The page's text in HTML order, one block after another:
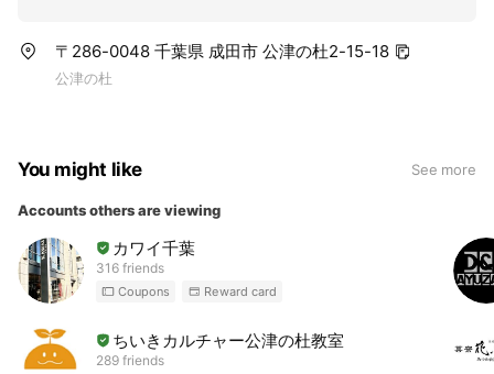
〒286-0048 千葉県 成田市 公津の杜2-15-18
公津の杜
You might like See more
Accounts others are viewing
カワイ千葉
316 friends
Coupons Reward card
ちいきカルチャー公津の杜教室
289 friends